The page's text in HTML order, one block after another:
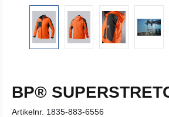
BP®
Artikelnr. 1835-883-6556